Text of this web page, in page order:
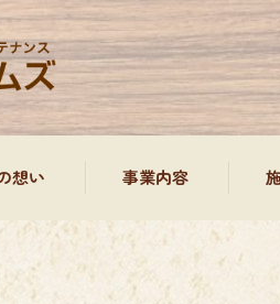
想い 事業内容
外装塗装工事、屋根塗装